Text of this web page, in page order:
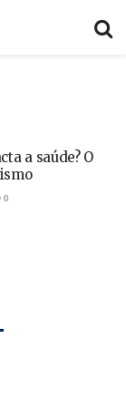
a saúde? O
0